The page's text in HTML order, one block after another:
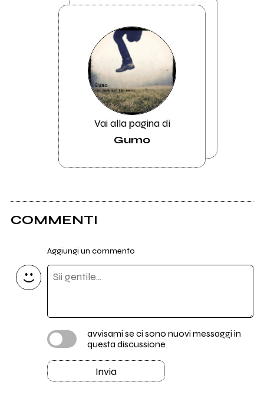
Vai alla pagina di
Gumo
COMMENTI
Aggiungi un commento
avvisami se ci sono nuovi messaggi in
questa discussione
Invia